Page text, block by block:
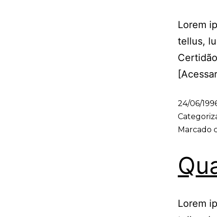
Lorem
tellus,
24/06/
Marcado
Lorem